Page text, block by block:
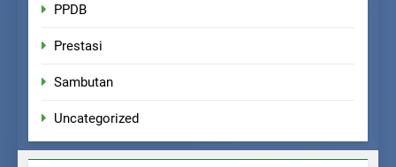
PPDB
Prestasi
Sambutan
Uncategorized